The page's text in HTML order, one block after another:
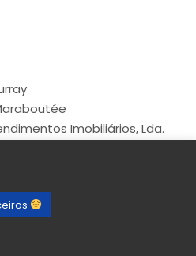
Imobiliários, Lda.